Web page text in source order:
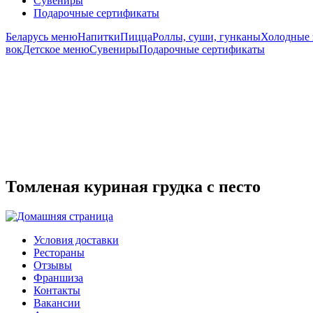
Подарочные сертификаты
Беларусь менюНапиткиПиццаРоллы, суши, гунканыХолодные
вокДетское менюСувенирыПодарочные сертификаты
Томленая куриная грудка с песто
Условия доставки
Рестораны
Отзывы
Франшиза
Контакты
Вакансии